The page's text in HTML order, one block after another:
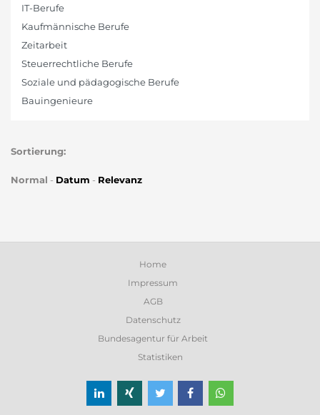
IT-Berufe
Kaufmännische Berufe
Zeitarbeit
Steuerrechtliche Berufe
Soziale und pädagogische Berufe
Bauingenieure
Sortierung:
Normal - Datum - Relevanz
Home
Impressum
AGB
Datenschutz
Bundesagentur für Arbeit
Statistiken